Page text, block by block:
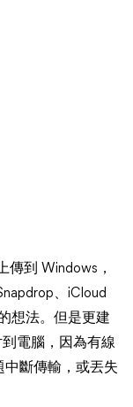
傳到 Windows，
、iCloud
想法。但是更建
到電腦，因為有線
中斷傳輸，或丟失